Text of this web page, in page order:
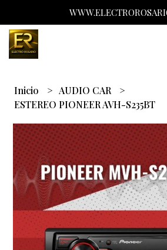
Inicio
AUDIO CAR
ESTEREO PIONEER AVH-S235BT